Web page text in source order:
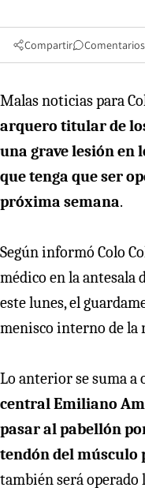
Compartir Comentarios
Malas noticias para
arquero titular de
una grave lesión en
que tenga que ser
próxima semana.
Según informó Colo
médico en la antesala
este lunes, el
menisco interno de la
Lo anterior se suma a
central Emiliano
pasar al pabellón
tendón del músculo
también será operado